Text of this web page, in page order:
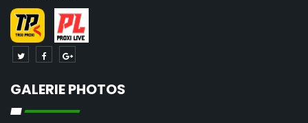
GALERIE PHOTOS